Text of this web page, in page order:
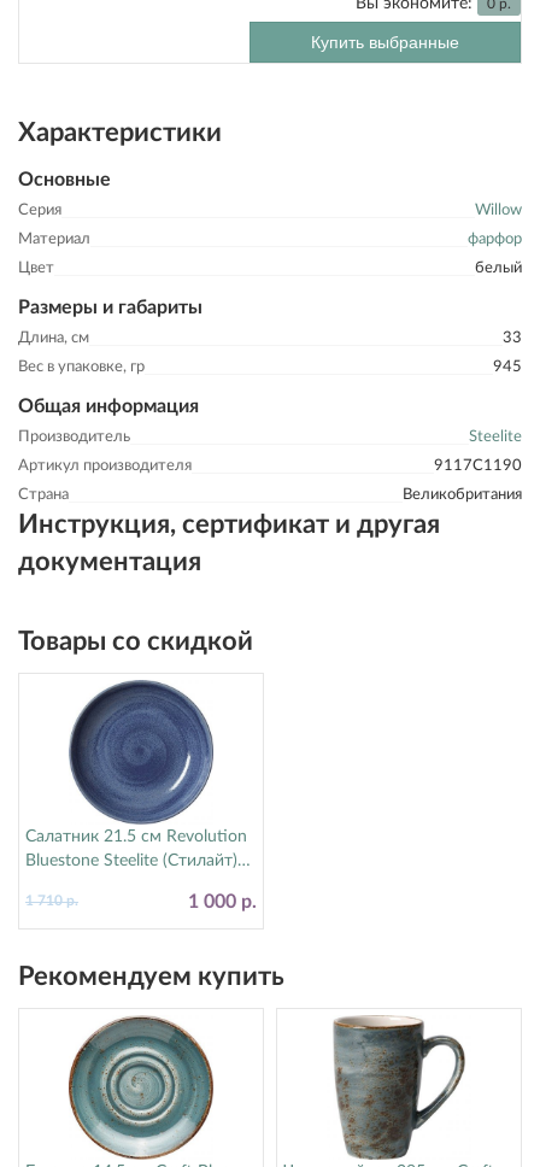
Вы экономите: 0 р.
Купить выбранные
Характеристики
Основные
Серия
Willow
Материал
фарфор
Цвет
белый
Размеры и габариты
Длина, см
33
Вес в упаковке, гр
945
Общая информация
Производитель
Steelite
Артикул производителя
9117C1190
Страна
Великобритания
Инструкция, сертификат и другая
документация
Товары со скидкой
Салатник 21.5 см Revolution
Bluestone Steelite (Стилайт)
1 000 р.
1 710 р.
Рекомендуем купить